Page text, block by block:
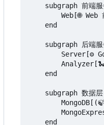
subgraph 前端服
Web[🌐 Web
    end
subgraph 后端服
Server[⚙️
    end
    subgraph 数据层
    end